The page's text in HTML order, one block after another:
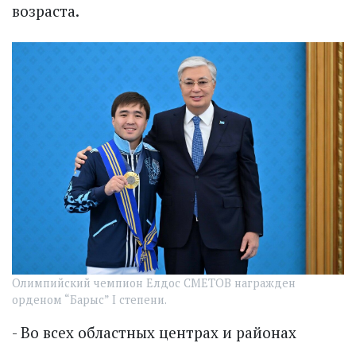
возраста.
Олимпийский чемпион Елдос СМЕТОВ награжден
орденом “Барыс” I степени.
- Во всех областных центрах и районах